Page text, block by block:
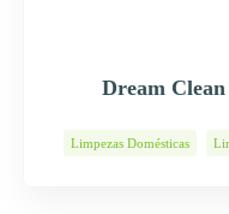
Dream
Limpezas Domésticas